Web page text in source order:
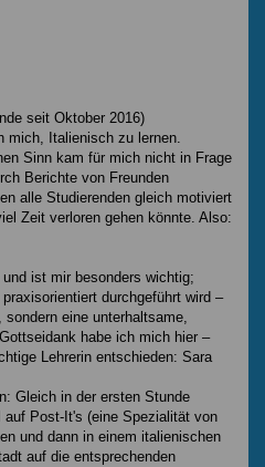
seit Oktober 2016)
mich, Italienisch zu lernen.
Sinn kam für mich nicht in Frage
Berichte von Freunden
alle Studierenden gleich motiviert
Zeit verloren gehen könnte. Also:
ist mir besonders wichtig;
durchgeführt wird –
sondern eine unterhaltsame,
habe ich mich hier –
Lehrerin entschieden: Sara
Gleich in der ersten Stunde
Post-It's (eine Spezialität von
und dann in einem italienischen
auf die entsprechenden